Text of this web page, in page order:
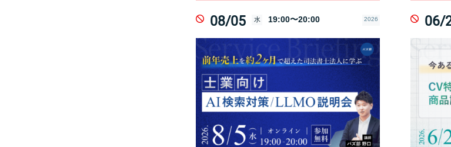
08/05 水 19:00〜20:00 2026 06/